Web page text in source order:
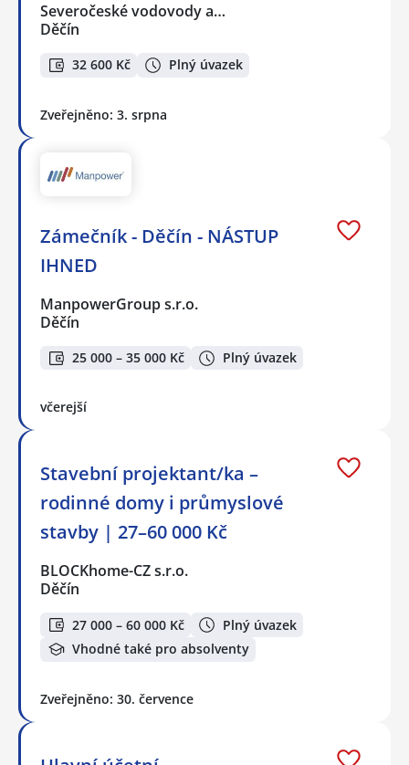
Severočeské vodovody a…
Děčín
32 600 Kč Plný úvazek
Zveřejněno: 3. srpna
Zámečník - Děčín - NÁSTUP
IHNED
ManpowerGroup s.r.o.
Děčín
25 000 – 35 000 Kč Plný úvazek
včerejší
Stavební projektant/ka –
rodinné domy i průmyslové
stavby | 27–60 000 Kč
BLOCKhome-CZ s.r.o.
Děčín
27 000 – 60 000 Kč
Plný úvazek
Vhodné také pro absolventy
Zveřejněno: 30. července